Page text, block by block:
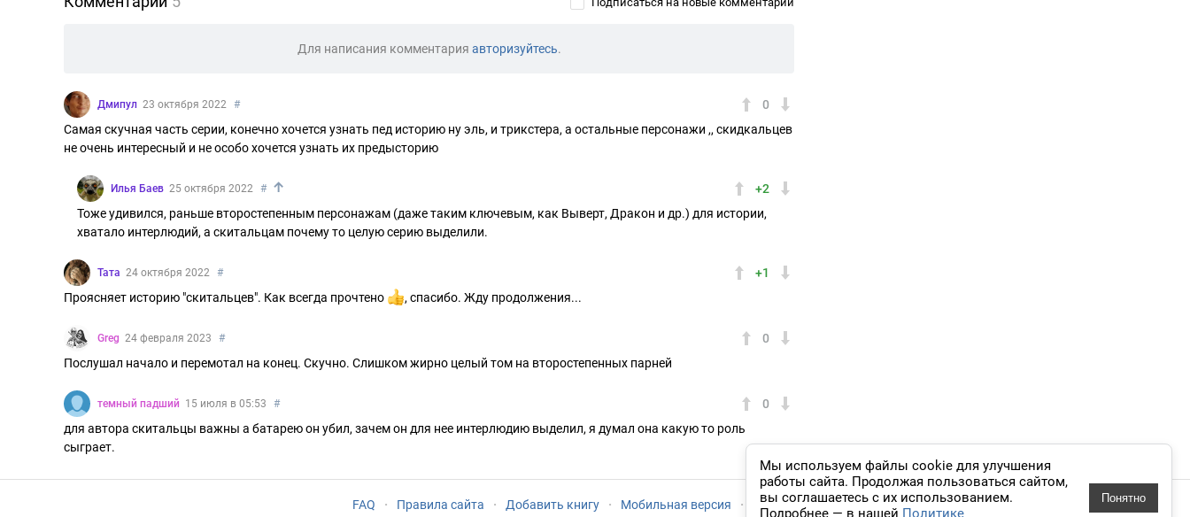
Мы используем файлы cookie для улучшения
работы сайта. Продолжая пользоваться сайтом,
вы соглашаетесь с их использованием.
Подробнее — в нашей Политике
Понятно
Для написания комментария авторизуйтесь.
0
Дмипул 23 октября 2022 #
Самая скучная часть серии, конечно хочется узнать пед историю ну эль, и трикстера, а остальные персонажи ,, скидкальцев
не очень интересный и не особо хочется узнать их предысторию
+2
Илья Баев 25 октября 2022 # ↑
Тоже удивился, раньше второстепенным персонажам (даже таким ключевым, как Выверт, Дракон и др.) для истории,
хватало интерлюдий, а скитальцам почему то целую серию выделили.
+1
Тата 24 октября 2022 #
Проясняет историю "скитальцев". Как всегда прочтено , спасибо. Жду продолжения...
0
Greg 24 февраля 2023 #
Послушал начало и перемотал на конец. Скучно. Слишком жирно целый том на второстепенных парней
0
темный падший 15 июля в 05:53 #
для автора скитальцы важны а батарею он убил, зачем он для нее интерлюдию выделил, я думал она какую то роль
сыграет.
FAQ · Правила сайта · Добавить книгу · Мобильная версия · Новый дизайн